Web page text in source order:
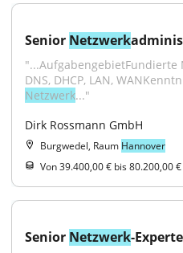
Senior Netzwerk
"...AufgabengebietFundierte
Netzwerk..."
Dirk Rossmann GmbH
Burgwedel, Raum Hannover
Von 39.400,00 € bis 80.200,00 €
Senior Netzwerk-